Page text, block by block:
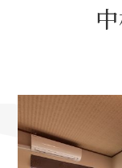
秀吉関連 史
秀吉功路